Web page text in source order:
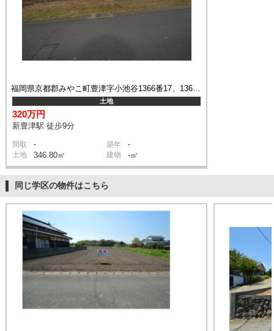
福岡県京都郡みやこ町豊津字小池谷1366番17、1365番2
土地
320万円
新豊津駅 徒歩9分
間取 - 築年 -
土地 346.80㎡ 建物 -㎡
同じ学区の物件はこちら